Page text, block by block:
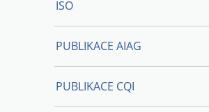
ISO
PUBLIKACE AIAG
PUBLIKACE CQI